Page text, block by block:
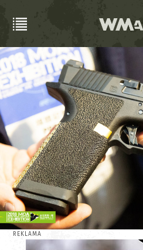
REKLAMA